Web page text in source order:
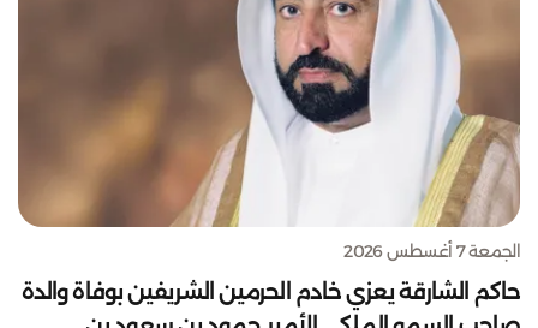
الجمعة 7 أغسطس 2026
حاكم الشارقة يعزي خادم الحرمين الشريفين بوفاة والدة